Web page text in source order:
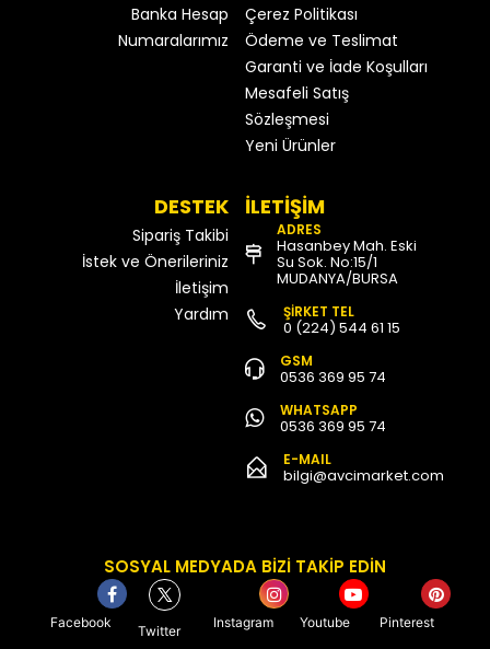
Banka Hesap
Numaralarımız
Çerez Politikası
Ödeme ve Teslimat
Garanti ve İade Koşulları
Mesafeli Satış
Sözleşmesi
Yeni Ürünler
DESTEK
Sipariş Takibi
İstek ve Önerileriniz
İletişim
Yardım
İLETİŞİM
ADRES
Hasanbey Mah. Eski
Su Sok. No:15/1
MUDANYA/BURSA
ŞİRKET TEL
0 (224) 544 61 15
GSM
0536 369 95 74
WHATSAPP
0536 369 95 74
E-MAIL
bilgi@avcimarket.com
SOSYAL MEDYADA BİZİ TAKİP EDİN
Facebook
Twitter
Instagram Youtube Pinterest